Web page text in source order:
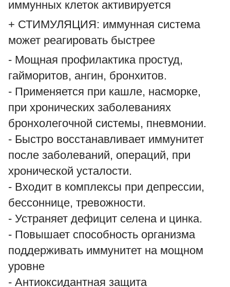
иммунных клеток активируется
+ СТИМУЛЯЦИЯ: иммунная система
может реагировать быстрее
- Мощная профилактика простуд,
гайморитов, ангин, бронхитов.
- Применяется при кашле, насморке,
при хронических заболеваниях
бронхолегочной системы, пневмонии.
- Быстро восстанавливает иммунитет
после заболеваний, операций, при
хронической усталости.
- Входит в комплексы при депрессии,
бессоннице, тревожности.
- Устраняет дефицит селена и цинка.
- Повышает способность организма
поддерживать иммунитет на мощном
уровне
- Антиоксидантная защита